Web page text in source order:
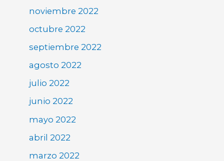
noviembre 2022
octubre 2022
septiembre 2022
agosto 2022
julio 2022
junio 2022
mayo 2022
abril 2022
marzo 2022